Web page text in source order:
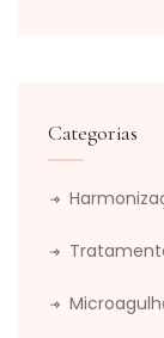
Categorias